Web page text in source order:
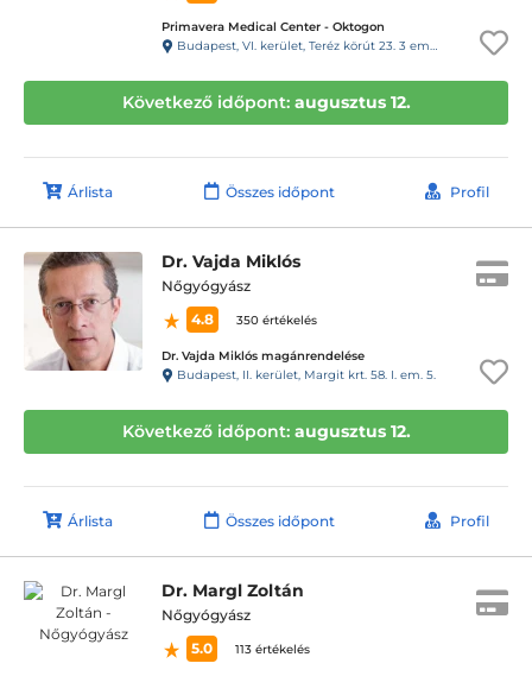
Primavera Medical Center - Oktogon
Budapest, VI. kerület, Teréz körút 23. 3 em. 11. ajtó
Következő időpont: augusztus 12.
Árlista Összes időpont Profil
Dr. Vajda Miklós
Nőgyógyász
4.8
350 értékelés
Dr. Vajda Miklós magánrendelése
Budapest, II. kerület, Margit krt. 58. I. em. 5.
Következő időpont: augusztus 12.
Árlista Összes időpont Profil
Dr. Margl Zoltán
Nőgyógyász
5.0
113 értékelés